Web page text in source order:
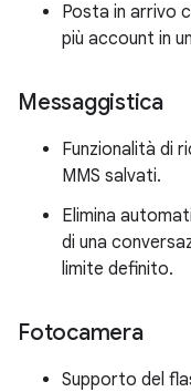
Posta in arrivo
più account in
Messaggistica
Funzionalità di
MMS salvati.
Elimina
di una
limite definito.
Fotocamera
Supporto del